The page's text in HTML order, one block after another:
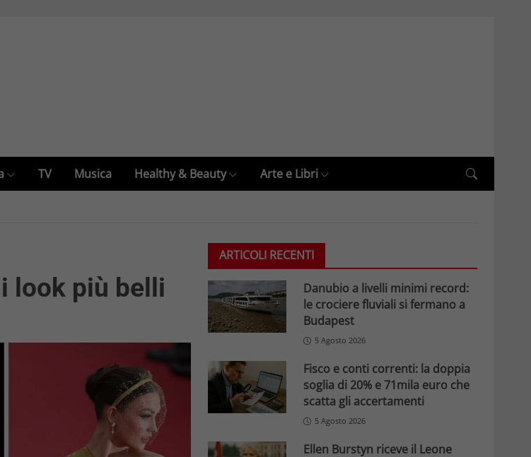
TV Musica Healthy & Beauty Arte e Libri
look più belli
ARTICOLI RECENTI
Danubio a livelli minimi record:
le crociere fluviali si fermano a
Budapest
5 Agosto 2026
Fisco e conti correnti: la doppia
soglia di 20% e 71mila euro che
scatta gli accertamenti
5 Agosto 2026
Ellen Burstyn riceve il Leone